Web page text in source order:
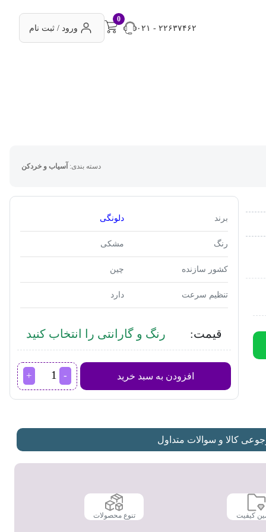
۰۲۱ - ۲۲۶۳۷۴۶۲
0
ورود / ثبت نام
دسته بندی: آسیاب و خردکن
برند دلونگی
رنگ مشکی
کشور سازنده چین
تنظیم سرعت دارد
قیمت: رنگ و گارانتی را انتخاب کنید
افزودن به سبد خرید
آسیاب
قهوه
عدد
کالا و سوالات متداول
کیفیت تنوع محصولات